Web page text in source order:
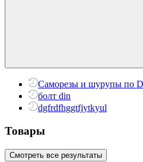
Саморезы и шурупы по
болт din
dgfrdfhggtfjytkyul
Товары
Смотреть все результаты